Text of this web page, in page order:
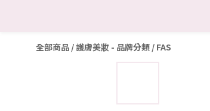
全部商品 /護膚美妝 - 品牌分類 / FAS